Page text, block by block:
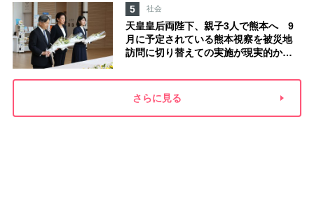
た」
5 社会
天皇皇后両陛下、親子3人で熊本へ 9
月に予定されている熊本視察を被災地
訪問に切り替えての実施が現実的か
添い方”
さらに見る